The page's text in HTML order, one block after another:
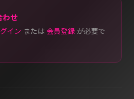
わせ
イン または 会員登録 が必要で